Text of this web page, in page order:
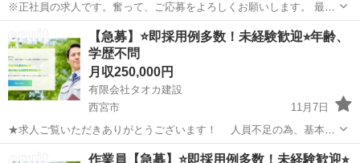
※正社員の求人です。奮って、ご応募をよろしくお願いします。 最近
のホットな地元の求人情報です。優良企業からの求人を承っておりま
す。貴方様、ご知人様で興味を持たれた方がいましたらご紹介をお願
いします。その方の背中を後押し...
施工管理 未経験
【急募】⭐即採用︎例多数！未経験歓迎⭐︎年齢、
学歴不問
月収250,000円
有限会社タオカ建設
西宮市
11月7日
★求人ご覧いただきありがとうございます！ 人員不足の為、基本的
に即採用可能です！ まずは、お気軽にご連絡下さい。 【今すぐ働き
土木 未経験
作業員【急募】⭐即採用︎例多数！未経験歓迎⭐︎